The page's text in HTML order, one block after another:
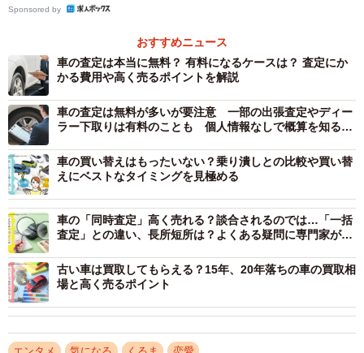
Sponsored by
おすすめニュース
車の査定は本当に無料？ 有料になるケースは？ 査定にか
かる費用や高く売るポイントを解説
車の査定は無料が多いが要注意 一部の出張査定やディー
ラー下取りは有料のことも 個人情報なしで概算を知る方
車の買い替えはもったいない？乗り潰しとの比較や買い替
えにベストなタイミングを見極める
車の「同時査定」高く売れる？談合されるのでは…「一括
査定」との違い、長所短所は？よくある疑問に専門家が答
古い車は買取してもらえる？15年、20年落ちの車の買取相
場と高く売るポイント